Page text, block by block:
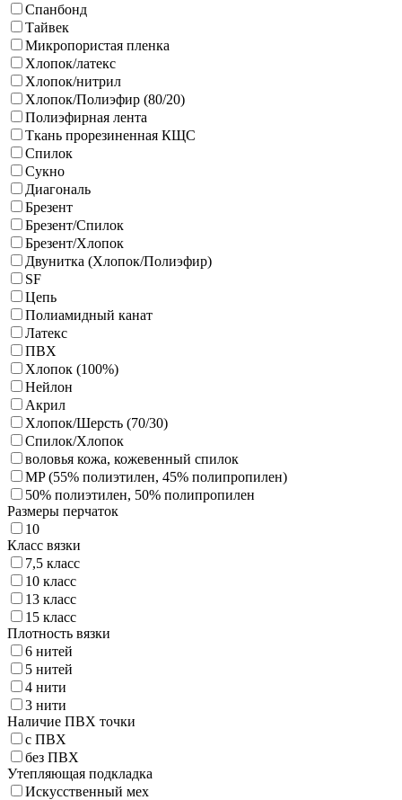
Спанбонд
Тайвек
Микропористая пленка
Хлопок/латекс
Хлопок/нитрил
Хлопок/Полиэфир (80/20)
Полиэфирная лента
Ткань прорезиненная КЩС
Спилок
Сукно
Диагональ
Брезент
Брезент/Спилок
Брезент/Хлопок
Двунитка (Хлопок/Полиэфир)
SF
Цепь
Полиамидный канат
Латекс
ПВХ
Хлопок (100%)
Нейлон
Акрил
Хлопок/Шерсть (70/30)
Спилок/Хлопок
воловья кожа, кожевенный спилок
MP (55% полиэтилен, 45% полипропилен)
50% полиэтилен, 50% полипропилен
Размеры перчаток
10
Класс вязки
7,5 класс
10 класс
13 класс
15 класс
Плотность вязки
6 нитей
5 нитей
4 нити
3 нити
Наличие ПВХ точки
с ПВХ
без ПВХ
Утепляющая подкладка
Искусственный мех